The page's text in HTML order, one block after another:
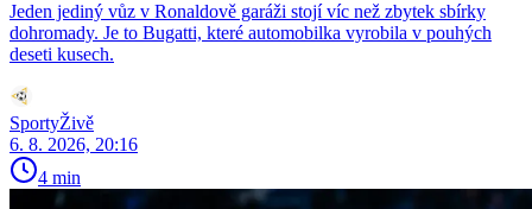
Jeden jediný vůz v Ronaldově garáži stojí víc než zbytek sbírky
dohromady. Je to Bugatti, které automobilka vyrobila v pouhých
deseti kusech.
SportyŽivě
6. 8. 2026, 20:16
4 min